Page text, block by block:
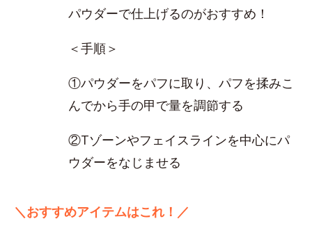
パウダーで仕上げるのがおすすめ！
＜手順＞
①パウダーをパフに取り、パフを揉みこ
んでから手の甲で量を調節する
②Tゾーンやフェイスラインを中心にパ
ウダーをなじませる
＼おすすめアイテムはこれ！／